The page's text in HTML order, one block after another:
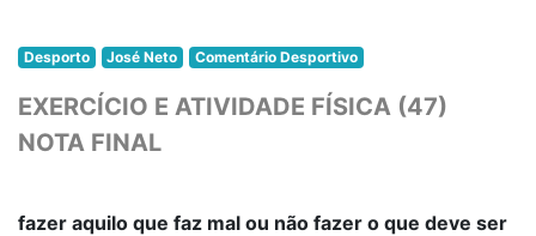
Desporto José Neto Comentário Desportivo
EXERCÍCIO E ATIVIDADE FÍSICA (47)
NOTA FINAL
fazer aquilo que faz mal ou não fazer o que deve ser